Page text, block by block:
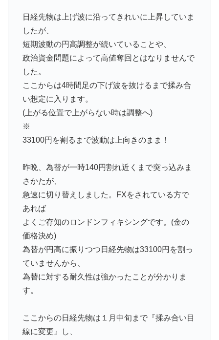
日経先物は上げ波に沿ってきれいに上昇していま
したが、
短期波動の円高調整が続いていることや、
政治資金問題によって高値奪回とはなりませんで
した。
ここからは4時間足の下げ波を抜けるまで揉み合
い想定に入ります。
(上がる位置で上がらない時は調整へ)
※
33100円を割るまで波動は上向きのまま！
昨晩、為替が一時140円割れ近くまで突っ込みま
さかたが、
急速に切り替えしました。FXをされている方で
あれば
よくご存知のロンドンフィキシングです。(金の
価格決め)
為替が円高に振りつつ日経先物は33100円を割っ
ていませんから、
為替に対する耐久性は強かったことが分かりま
す。
ここからの日経先物は１月中旬まで『揉み合い目
線に変更』し、